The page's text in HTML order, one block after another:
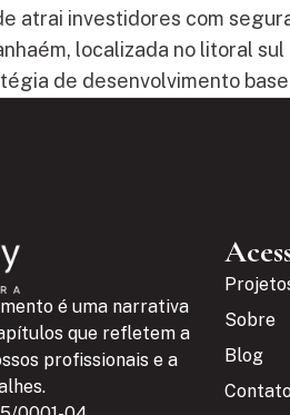
atrai investidores com
localizada no litoral
de desenvolvimento
é uma narrativa
que refletem a
profissionais e a
Sobre
Blog